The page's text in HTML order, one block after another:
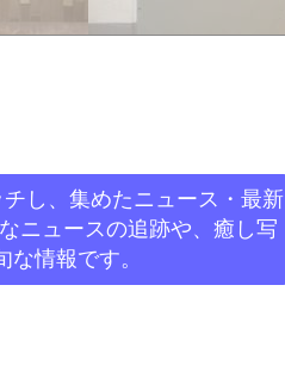
し、集めたニュース・最新
ニュースの追跡や、癒し写
情報です。